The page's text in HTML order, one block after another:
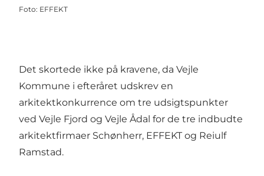
Foto: EFFEKT
Det skortede ikke på kravene, da Vejle
Kommune i efteråret udskrev en
arkitektkonkurrence om tre udsigtspunkter
ved Vejle Fjord og Vejle Ådal for de tre indbudte
arkitektfirmaer Schønherr, EFFEKT og Reiulf
Ramstad.